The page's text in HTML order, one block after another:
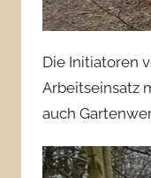
Die Initiatoren
Arbeitseinsatz
auch